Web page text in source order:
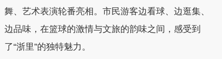
舞、艺术表演轮番亮相。市民游客边看球、边逛集、
边品味，在篮球的激情与文旅的韵味之间，感受到
了“浙里”的独特魅力。